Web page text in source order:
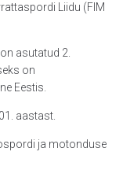
Liidu (FIM
asutatud 2.
on
Eestis.
aastast.
ja motonduse